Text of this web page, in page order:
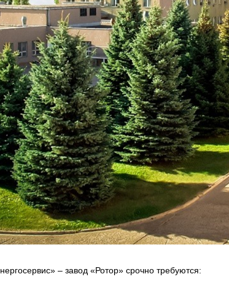
– завод «Ротор» срочно требуются: